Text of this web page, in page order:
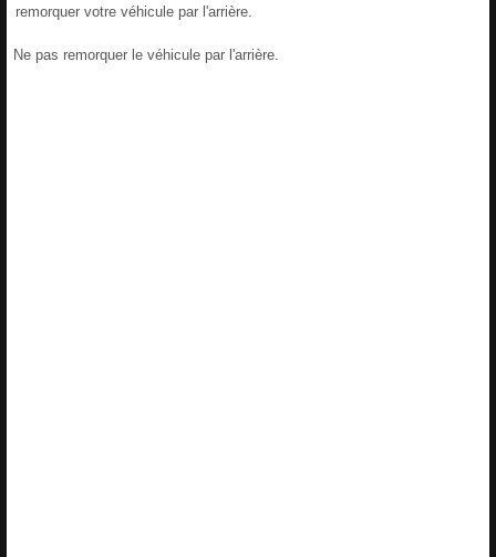
remorquer votre véhicule par l'arrière.
Ne pas remorquer le véhicule par l'arrière.